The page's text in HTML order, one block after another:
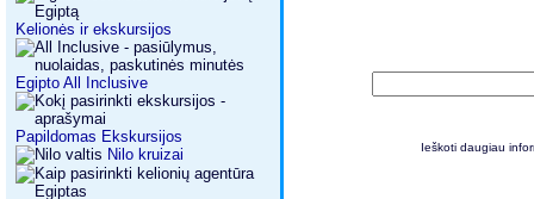
Kelionės ir ekskursijos
Egipto All Inclusive
Papildomas Ekskursijos
Nilo kruizai
Ieškoti daugiau